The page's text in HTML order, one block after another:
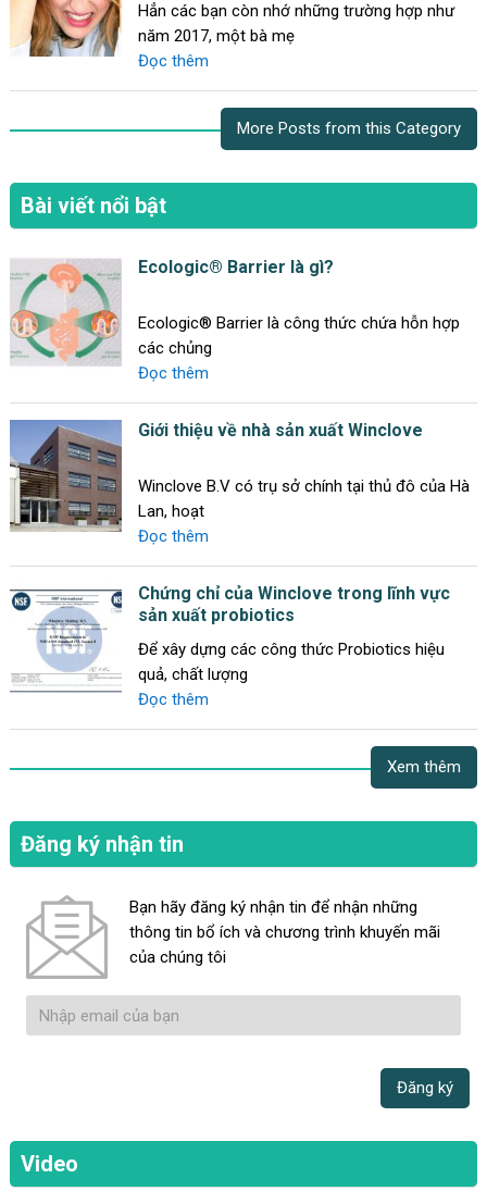
Hẳn các bạn còn nhớ những trường hợp như
năm 2017, một bà mẹ
Đọc thêm
More Posts from this Category
Bài viết nổi bật
Ecologic® Barrier là gì?
Ecologic® Barrier là công thức chứa hỗn hợp
các chủng
Đọc thêm
Giới thiệu về nhà sản xuất Winclove
Winclove B.V có trụ sở chính tại thủ đô của Hà
Lan, hoạt
Đọc thêm
Chứng chỉ của Winclove trong lĩnh vực
sản xuất probiotics
Để xây dựng các công thức Probiotics hiệu
quả, chất lượng
Đọc thêm
Xem thêm
Đăng ký nhận tin
Bạn hãy đăng ký nhận tin để nhận những
thông tin bổ ích và chương trình khuyến mãi
của chúng tôi
Video